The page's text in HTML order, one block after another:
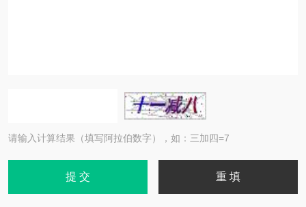
请输入计算结果（填写阿拉伯数字），如：三加四=7